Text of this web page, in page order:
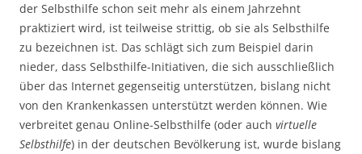
der Selbsthilfe schon seit mehr als einem Jahrzehnt
praktiziert wird, ist teilweise strittig, ob sie als Selbsthilfe
zu bezeichnen ist. Das schlägt sich zum Beispiel darin
nieder, dass Selbsthilfe-Initiativen, die sich ausschließlich
über das Internet gegenseitig unterstützen, bislang nicht
von den Krankenkassen unterstützt werden können. Wie
verbreitet genau Online-Selbsthilfe (oder auch virtuelle
Selbsthilfe) in der deutschen Bevölkerung ist, wurde bislang